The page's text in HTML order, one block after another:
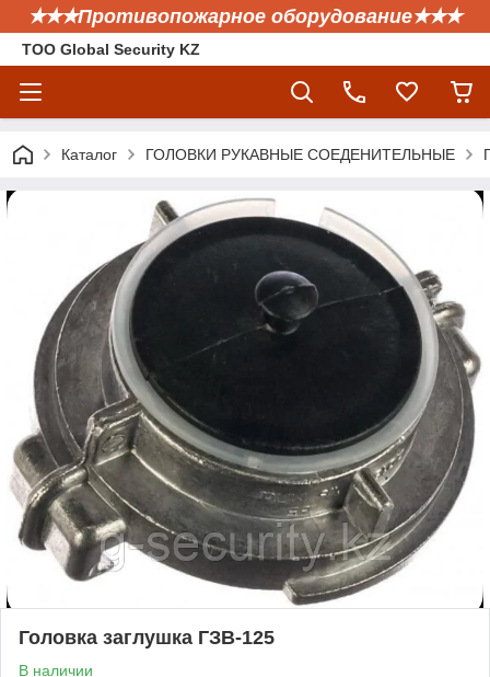
✭✭✭Противопожарное оборудование✭✭✭
ТОО Global Security KZ
Каталог ГОЛОВКИ РУКАВНЫЕ СОЕДЕНИТЕЛЬНЫЕ
Головка заглушка ГЗВ-125
В наличии